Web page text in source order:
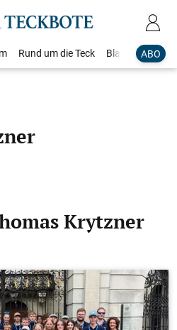
ABO
Rund um die Teck Blaulicht
Krytzner